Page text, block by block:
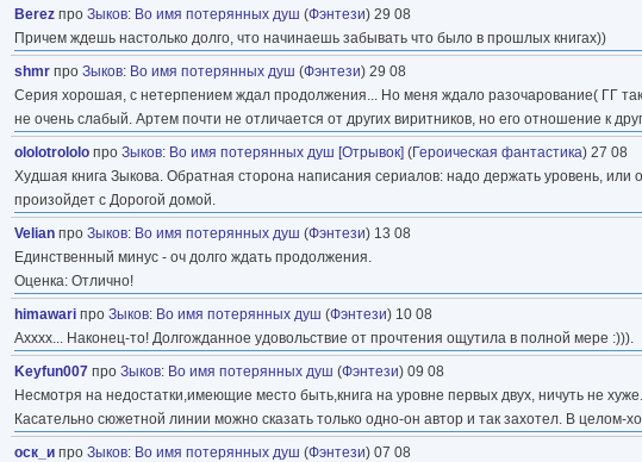
Berez про Зыков: Во имя потерянных душ (Фэнтези) 29 08
Причем ждешь настолько долго, что начинаешь забывать что было в прошлых книгах))
shmr про Зыков: Во имя потерянных душ (Фэнтези) 29 08
Серия хорошая, с нетерпением ждал продолжения... Но меня ждало разочарование( ГГ
не очень слабый. Артем почти не отличается от других виритников, но его отношение к
ololotrololo про Зыков: Во имя потерянных душ [Отрывок] (Героическая фантастика) 27 08
Худшая книга Зыкова. Обратная сторона написания сериалов: надо держать уровень, или
произойдет с Дорогой домой.
Velian про Зыков: Во имя потерянных душ (Фэнтези) 13 08
Единственный минус - оч долго ждать продолжения.
Оценка: Отлично!
himawari про Зыков: Во имя потерянных душ (Фэнтези) 10 08
Ахххх... Наконец-то! Долгожданное удовольствие от прочтения ощутила в полной мере :))).
Keyfun007 про Зыков: Во имя потерянных душ (Фэнтези) 09 08
Несмотря на недостатки,имеющие место быть,книга на уровне первых двух, ничуть не
Касательно сюжетной линии можно сказать только одно-он автор и так захотел. В целом-
оск_и про Зыков: Во имя потерянных душ (Фэнтези) 07 08